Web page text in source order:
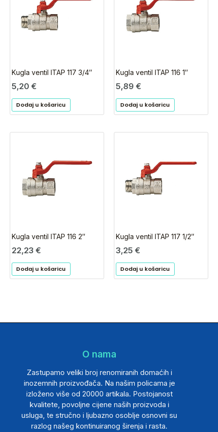
Kugla ventil ITAP 117 3/4″
5,20 €
Dodaj u košaricu
Kugla ventil ITAP 116 1″
5,89 €
Dodaj u košaricu
Kugla ventil ITAP 116 2″
22,23 €
Dodaj u košaricu
Kugla ventil ITAP 117 1/2″
3,25 €
Dodaj u košaricu
O nama
Zastupamo veliki broj renomiranih domaćih i
inozemnih proizvođača. Na našim policama je
izloženo više od 20000 artikala. Postojanost
kvalitete, povoljne cijene naših proizvoda i
usluga, te stručno i ljubazno osoblje osnovni su
razlog našeg kontinuiranog širenja i rasta.